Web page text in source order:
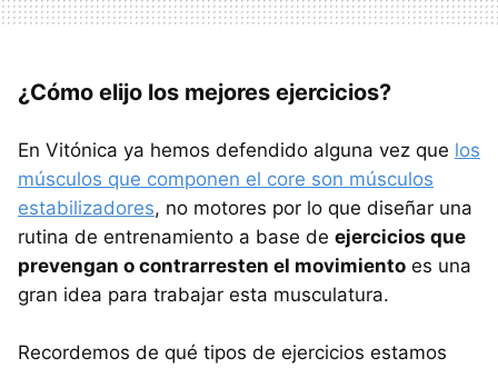
¿Cómo elijo los mejores ejercicios?
En Vitónica ya hemos defendido alguna vez que los
músculos que componen el core son músculos
estabilizadores, no motores por lo que diseñar una
rutina de entrenamiento a base de ejercicios que
prevengan o contrarresten el movimiento es una
gran idea para trabajar esta musculatura.
Recordemos de qué tipos de ejercicios estamos